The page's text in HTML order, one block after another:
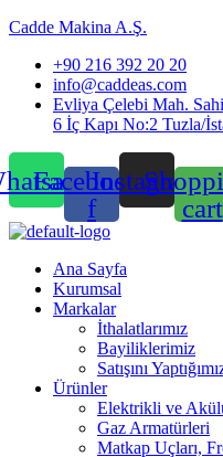
Cadde Makina A.Ş.
+90 216 392 20 20
info@caddeas.com
Evliya Çelebi Mah.
6 İç Kapı No:2 Tuzla/
Facebook-
f
Instagram
cart
Menu
Ana Sayfa
Kurumsal
Markalar
İthalatlarımız
Bayiliklerimiz
Satışını
Ürünler
Elektrikli ve
Gaz Armatürleri
Matkap Uçları,